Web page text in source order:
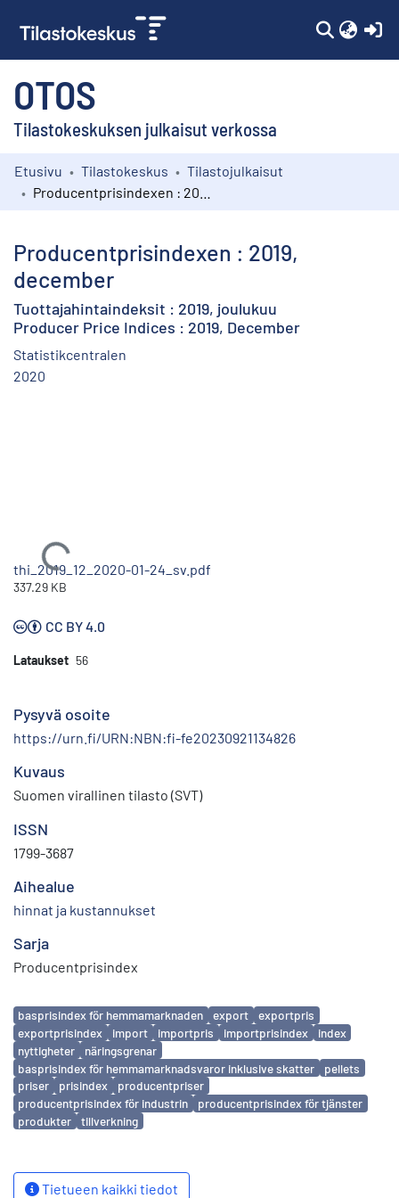
OTOS
Tilastokeskuksen julkaisut verkossa
Kokoelmat
Etusivu Tilastokeskus
Tilastojulkaisut
Producentprisindexen : 2019,
december
Tuottajahintaindeksit : 2019, joulukuu
Producer Price Indices : 2019, December
Statistikcentralen
2020
Ladataan...
thi_2019_12_2020-01-24_sv.pdf
337.29 KB
CC BY 4.0
Lataukset 56
Pysyvä osoite
https://urn.fi/URN:NBN:fi-fe20230921134826
Kuvaus
Suomen virallinen tilasto (SVT)
ISSN
1799-3687
Aihealue
hinnat ja kustannukset
Sarja
Producentprisindex
Avainsanat
basprisindex för hemmamarknaden export
exportpris
exportprisindex
import importpris importprisindex
index
nyttigheter
näringsgrenar
basprisindex för hemmamarknadsvaror inklusive skatter
pellets
priser
prisindex
producentpriser
producentprisindex för industrin
producentprisindex för tjänster
produkter
tillverkning
Tietueen kaikki tiedot